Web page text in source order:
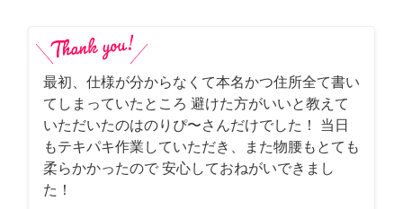
最初、仕様が分からなくて本名かつ住所全て書い
てしまっていたところ 避けた方がいいと教えて
いただいたのはのりぴ〜さんだけでした！ 当日
もテキパキ作業していただき、また物腰もとても
柔らかかったので 安心しておねがいできまし
た！